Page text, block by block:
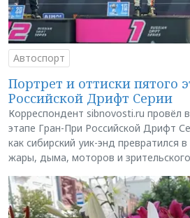
Автоспорт
Портрет и оттиски пятого
Российской Дрифт Серии
Корреспондент sibnovosti.ru провёл
этапе Гран-При Российской Дрифт
как сибирский уик-энд превратился
жары, дыма, моторов и